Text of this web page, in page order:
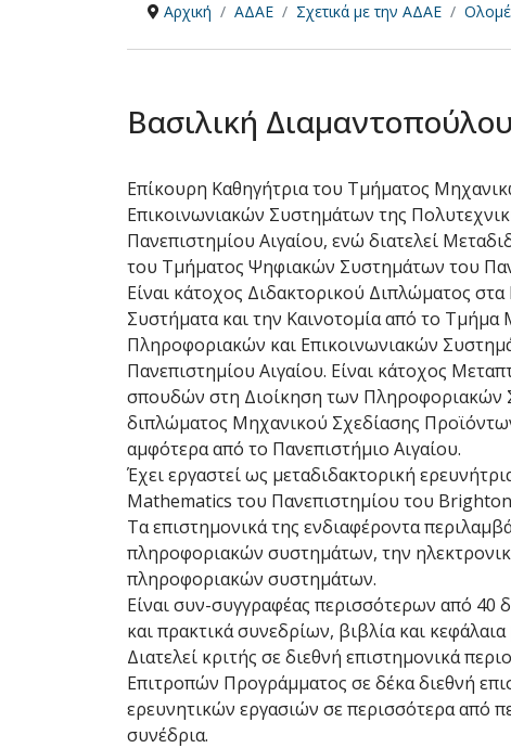
Αρχική ΑΔΑΕ Σχετικά με την ΑΔΑΕ
Βασιλική Διαμαντοπούλου
Επίκουρη Καθηγήτρια του Τμήματος
Επικοινωνιακών Συστημάτων της
Πανεπιστημίου Αιγαίου, ενώ διατελεί
του Τμήματος Ψηφιακών Συστημάτων του
Είναι κάτοχος Διδακτορικού Διπλώματος
Συστήματα και την Καινοτομία από το
Πληροφοριακών και Επικοινωνιακών
Πανεπιστημίου Αιγαίου. Είναι κάτοχος
σπουδών στη Διοίκηση των Πληροφοριακών
διπλώματος Μηχανικού Σχεδίασης
αμφότερα από το Πανεπιστήμιο Αιγαίου.
Έχει εργαστεί ως μεταδιδακτορική
Mathematics του Πανεπιστημίου του
Τα επιστημονικά της ενδιαφέροντα
πληροφοριακών συστημάτων, την
πληροφοριακών συστημάτων.
Είναι συν-συγγραφέας περισσότερων από 40
και πρακτικά συνεδρίων, βιβλία και
Διατελεί κριτής σε διεθνή επιστημονικά
Επιτροπών Προγράμματος σε δέκα διεθνή
ερευνητικών εργασιών σε περισσότερα από
συνέδρια.